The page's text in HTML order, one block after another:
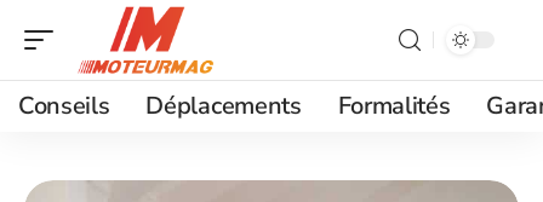
Conseils Déplacements Formalités